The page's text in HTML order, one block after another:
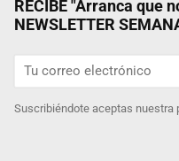
RECIBE "Arranca que
NEWSLETTER
Suscribiéndote aceptas nuestra